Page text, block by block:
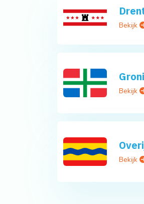
Bekijk
Bekijk
Bekijk